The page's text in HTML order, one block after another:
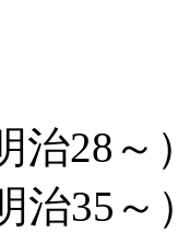
治28～
治35～